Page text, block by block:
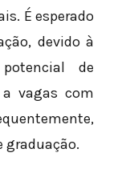
É esperado
devido à
de
vagas com
graduação.